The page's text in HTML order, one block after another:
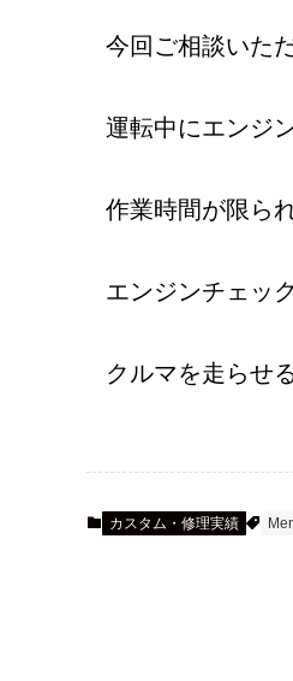
今回ご相談いた
運転中にエンジ
作業時間が限ら
エンジンチェッ
クルマを走らせ
カスタム・修理実績